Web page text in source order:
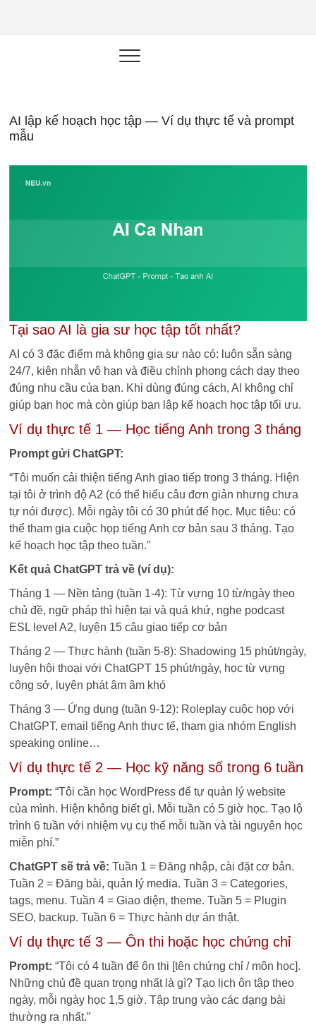
năng lực cá
thời đại AI
AI lập kế hoạch học tập — Ví dụ thực tế và prompt
mẫu
Tại sao AI là gia sư học tập tốt nhất?
AI có 3 đặc điểm mà không gia sư nào có: luôn sẵn sàng
24/7, kiên nhẫn vô hạn và điều chỉnh phong cách dạy theo
đúng nhu cầu của bạn. Khi dùng đúng cách, AI không chỉ
giúp bạn học mà còn giúp bạn lập kế hoạch học tập tối ưu.
Ví dụ thực tế 1 — Học tiếng Anh trong 3 tháng
Prompt gửi ChatGPT:
“Tôi muốn cải thiện tiếng Anh giao tiếp trong 3 tháng. Hiện
tại tôi ở trình độ A2 (có thể hiểu câu đơn giản nhưng chưa
tự nói được). Mỗi ngày tôi có 30 phút để học. Mục tiêu: có
thể tham gia cuộc họp tiếng Anh cơ bản sau 3 tháng. Tạo
kế hoạch học tập theo tuần.”
Kết quả ChatGPT trả về (ví dụ):
Tháng 1 — Nền tảng (tuần 1-4): Từ vựng 10 từ/ngày theo
chủ đề, ngữ pháp thì hiện tại và quá khứ, nghe podcast
ESL level A2, luyện 15 câu giao tiếp cơ bản
Tháng 2 — Thực hành (tuần 5-8): Shadowing 15 phút/ngày,
luyện hội thoại với ChatGPT 15 phút/ngày, học từ vựng
công sở, luyện phát âm âm khó
Tháng 3 — Ứng dụng (tuần 9-12): Roleplay cuộc họp với
ChatGPT, email tiếng Anh thực tế, tham gia nhóm English
speaking online…
Ví dụ thực tế 2 — Học kỹ năng số trong 6 tuần
Prompt: “Tôi cần học WordPress để tự quản lý website
của mình. Hiện không biết gì. Mỗi tuần có 5 giờ học. Tạo lộ
trình 6 tuần với nhiệm vụ cụ thể mỗi tuần và tài nguyên học
miễn phí.”
ChatGPT sẽ trả về: Tuần 1 = Đăng nhập, cài đặt cơ bản.
Tuần 2 = Đăng bài, quản lý media. Tuần 3 = Categories,
tags, menu. Tuần 4 = Giao diện, theme. Tuần 5 = Plugin
SEO, backup. Tuần 6 = Thực hành dự án thật.
Ví dụ thực tế 3 — Ôn thi hoặc học chứng chỉ
Prompt: “Tôi có 4 tuần để ôn thi [tên chứng chỉ / môn học].
Những chủ đề quan trọng nhất là gì? Tạo lịch ôn tập theo
ngày, mỗi ngày học 1,5 giờ. Tập trung vào các dạng bài
thường ra nhất.”